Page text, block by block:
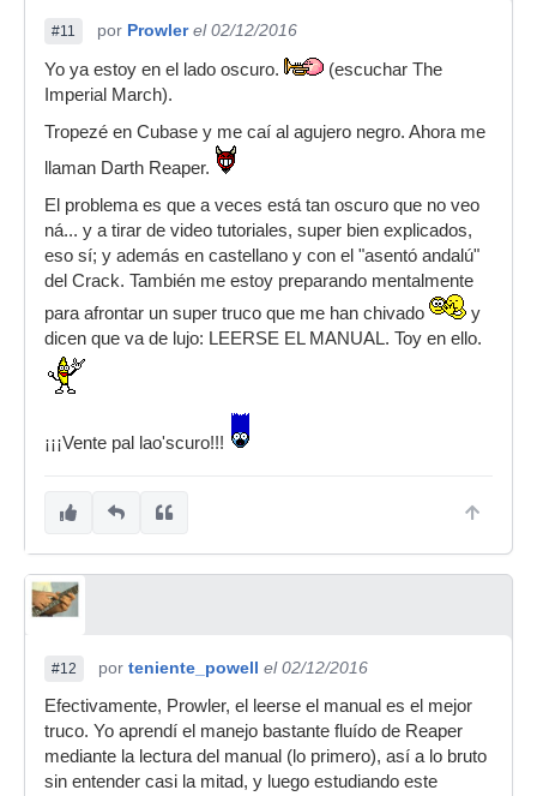
#11 por Prowler el 02/12/2016
Yo ya estoy en el lado oscuro.
(escuchar The
Imperial March).
Tropezé en Cubase y me caí al agujero negro. Ahora me
llaman Darth Reaper.
El problema es que a veces está tan oscuro que no veo
ná... y a tirar de video tutoriales, super bien explicados,
eso sí; y además en castellano y con el "asentó andalú"
del Crack. También me estoy preparando mentalmente
para afrontar un super truco que me han chivado
y
dicen que va de lujo: LEERSE EL MANUAL. Toy en ello.
¡¡¡Vente pal lao'scuro!!!
#12 por teniente_powell el 02/12/2016
Efectivamente, Prowler, el leerse el manual es el mejor
truco. Yo aprendí el manejo bastante fluído de Reaper
mediante la lectura del manual (lo primero), así a lo bruto
sin entender casi la mitad, y luego estudiando este